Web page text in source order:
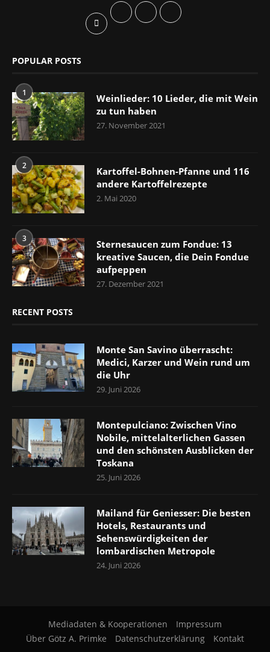
POPULAR POSTS
1
Weinlieder: 10 Lieder, die mit Wein
zu tun haben
27. November 2021
2
Kartoffel-Bohnen-Pfanne und 116
andere Kartoffelrezepte
2. Mai 2020
3
Sternesaucen zum Fondue: 13
kreative Saucen, die Dein Fondue
aufpeppen
27. Dezember 2021
RECENT POSTS
Monte San Savino überrascht:
Medici, Karzer und Wein rund um
die Uhr
29. Juni 2026
Montepulciano: Zwischen Vino
Nobile, mittelalterlichen Gassen
und den schönsten Ausblicken der
Toskana
25. Juni 2026
Mailand für Geniesser: Die besten
Hotels, Restaurants und
Sehenswürdigkeiten der
lombardischen Metropole
24. Juni 2026
Mediadaten & Kooperationen
Impressum
Über Götz A. Primke
Datenschutzerklärung Kontakt